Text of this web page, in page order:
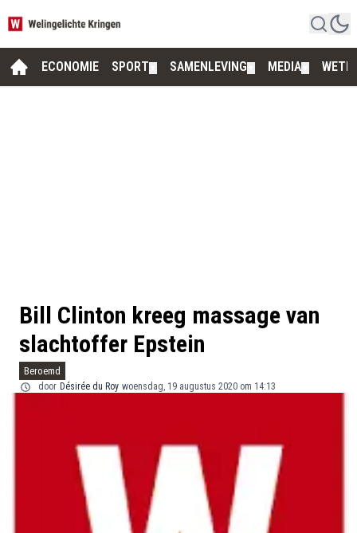
ECONOMIE SPORT SAMENLEVING MEDIA
Bill Clinton kreeg massage van
slachtoffer Epstein
Beroemd
door Désirée du Roy woensdag, 19 augustus 2020 om 14:13